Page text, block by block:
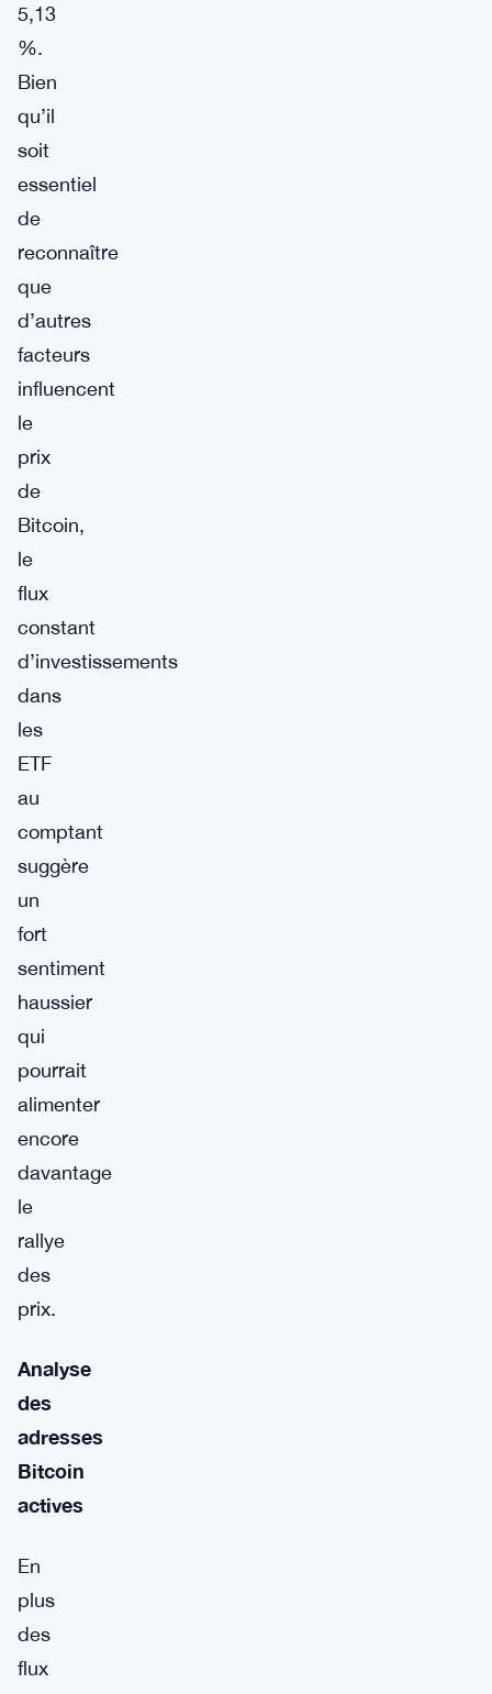
5,13
%.
Bien
qu’il
soit
essentiel
de
reconnaître
que
d’autres
facteurs
influencent
le
prix
de
Bitcoin,
le
flux
constant
d’investissements
dans
les
ETF
au
comptant
suggère
un
fort
sentiment
haussier
qui
pourrait
alimenter
encore
davantage
le
rallye
des
prix.
Analyse
des
adresses
Bitcoin
actives
En
plus
des
flux